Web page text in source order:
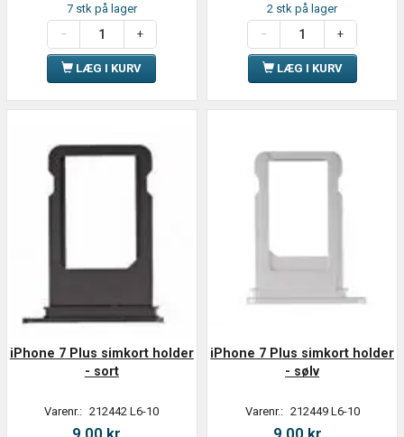
7 stk på lager
LÆG I KURV
2 stk på lager
LÆG I KURV
iPhone 7 Plus simkort holder
- sort
Varenr.: 212442 L6-10
9,00 kr.
iPhone 7 Plus simkort holder
- sølv
Varenr.: 212449 L6-10
9,00 kr.